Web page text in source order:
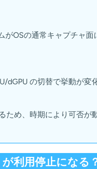
がOSの通常キャプチャ
dGPU の切替で挙動が変化
ため、時期により可否が
利用停止になる